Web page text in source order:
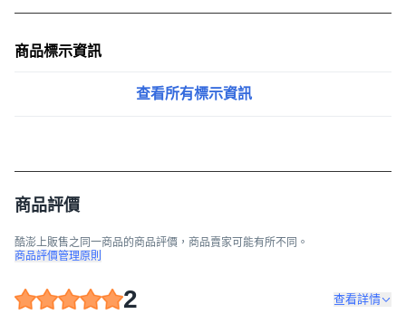
商品標示資訊
查看所有標示資訊
商品評價
酷澎上販售之同一商品的商品評價，商品賣家可能有所不同。
商品評價管理原則
2 查看詳情